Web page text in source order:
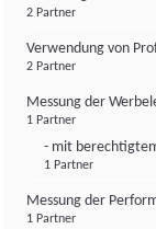
2 Partner
Verwendung von
2 Partner
Messung der
1 Partner
- mit
1 Partner
Messung der
1 Partner